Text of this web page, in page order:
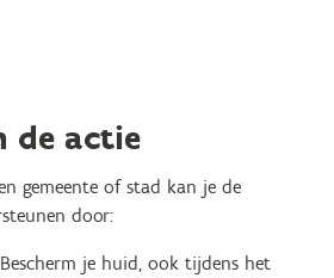
de actie
gemeente of stad kan je de
door:
je huid, ook tijdens het